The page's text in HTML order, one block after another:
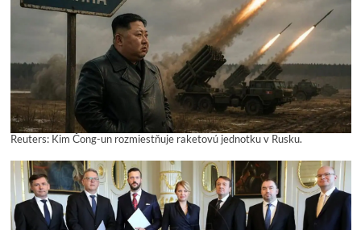
Reuters: Kim Čong-un rozmiestňuje raketovú jednotku v Rusku.